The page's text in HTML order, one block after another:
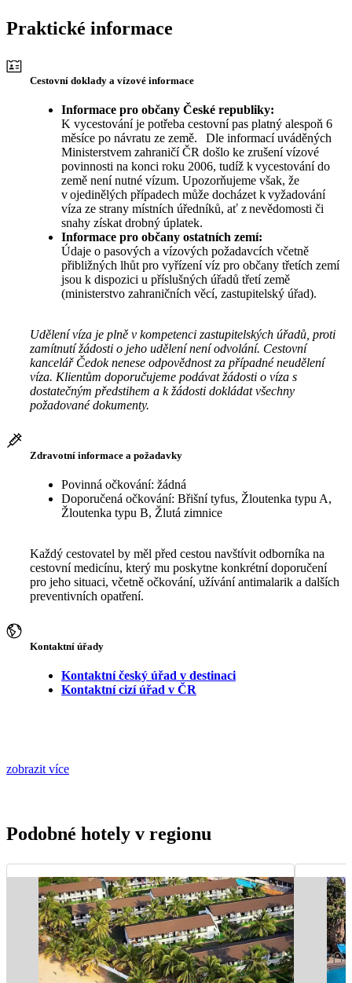
Praktické informace
Cestovní doklady a vízové informace
Informace pro občany České republiky:
K vycestování je potřeba cestovní pas platný alespoň 6
měsíce po návratu ze země. Dle informací uváděných
Ministerstvem zahraničí ČR došlo ke zrušení vízové
povinnosti na konci roku 2006, tudíž k vycestování do
země není nutné vízum. Upozorňujeme však, že
v ojedinělých případech může docházet k vyžadování
víza ze strany místních úředníků, ať z nevědomosti či
snahy získat drobný úplatek.
Informace pro občany ostatních zemí:
Údaje o pasových a vízových požadavcích včetně
přibližných lhůt pro vyřízení víz pro občany třetích zemí
jsou k dispozici u příslušných úřadů třetí země
(ministerstvo zahraničních věcí, zastupitelský úřad).
Udělení víza je plně v kompetenci zastupitelských úřadů, proti
zamítnutí žádosti o jeho udělení není odvolání. Cestovní
kancelář Čedok nenese odpovědnost za případné neudělení
víza. Klientům doporučujeme podávat žádosti o víza s
dostatečným předstihem a k žádosti dokládat všechny
požadované dokumenty.
Zdravotní informace a požadavky
Povinná očkování: žádná
Doporučená očkování: Břišní tyfus, Žloutenka typu A,
Žloutenka typu B, Žlutá zimnice
Každý cestovatel by měl před cestou navštívit odborníka na
cestovní medicínu, který mu poskytne konkrétní doporučení
pro jeho situaci, včetně očkování, užívání antimalarik a dalších
preventivních opatření.
Kontaktní úřady
Kontaktní český úřad v destinaci
Kontaktní cizí úřad v ČR
zobrazit více
Podobné hotely v regionu